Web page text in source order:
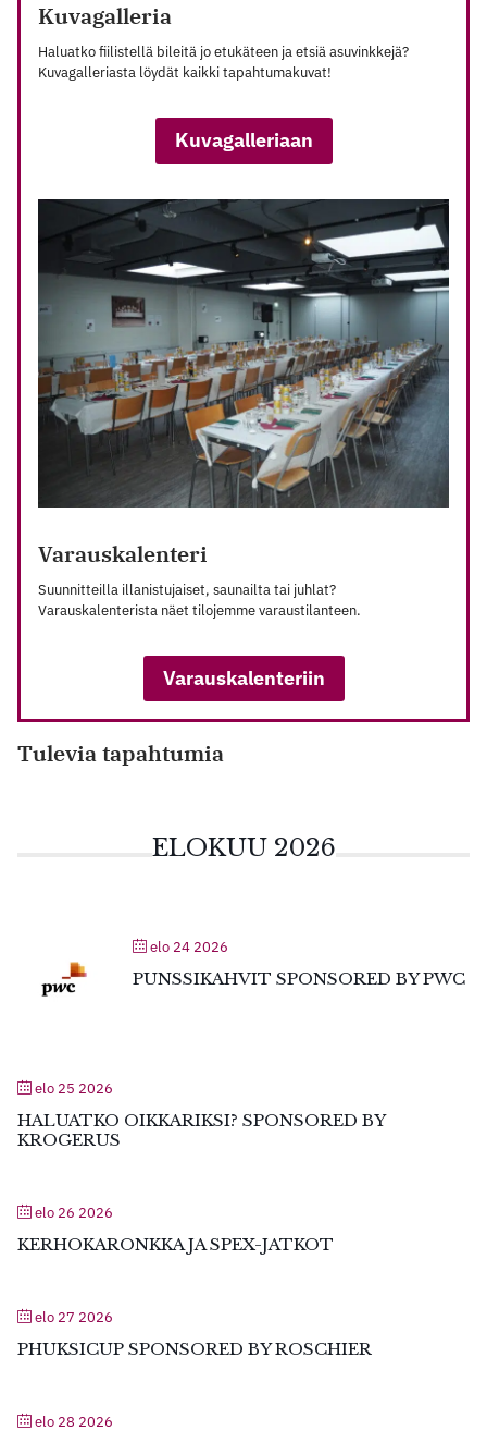
Kuvagalleria
Haluatko fiilistellä bileitä jo etukäteen ja etsiä asuvinkkejä?
Kuvagalleriasta löydät kaikki tapahtumakuvat!
Kuvagalleriaan
Varauskalenteri
Suunnitteilla illanistujaiset, saunailta tai juhlat?
Varauskalenterista näet tilojemme varaustilanteen.
Varauskalenteriin
Tulevia tapahtumia
ELOKUU 2026
elo 24 2026
PUNSSIKAHVIT SPONSORED BY PWC
elo 25 2026
HALUATKO OIKKARIKSI? SPONSORED BY
KROGERUS
elo 26 2026
KERHOKARONKKA JA SPEX-JATKOT
elo 27 2026
PHUKSICUP SPONSORED BY ROSCHIER
elo 28 2026